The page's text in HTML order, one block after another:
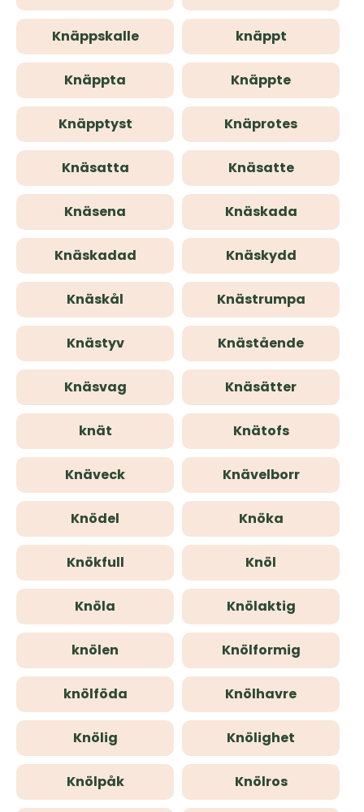
Knäppskalle knäppt
Knäppta Knäppte
Knäpptyst Knäprotes
Knäsatta Knäsatte
Knäsena Knäskada
Knäskadad Knäskydd
Knäskål Knästrumpa
Knästyv Knästående
Knäsvag Knäsätter
knät Knätofs
Knäveck Knävelborr
Knödel Knöka
Knökfull Knöl
Knöla Knölaktig
knölen Knölformig
knölföda Knölhavre
Knölig Knölighet
Knölpåk Knölros